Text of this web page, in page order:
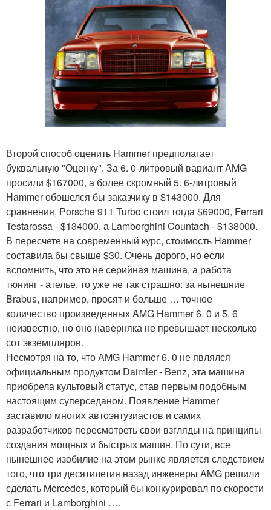
Второй способ оценить Hammer предполагает
буквальную "Оценку". За 6. 0-литровый вариант AMG
просили $167000, а более скромный 5. 6-литровый
Hammer обошелся бы заказчику в $143000. Для
сравнения, Porsche 911 Turbo стоил тогда $69000, Ferrari
Testarossa - $134000, а Lamborghini Countach - $138000.
В пересчете на современный курс, стоимость Hammer
составила бы свыше $30. Очень дорого, но если
вспомнить, что это не серийная машина, а работа
тюнинг - ателье, то уже не так страшно: за нынешние
Brabus, например, просят и больше … точное
количество произведенных AMG Hammer 6. 0 и 5. 6
неизвестно, но оно наверняка не превышает несколько
сот экземпляров.
Несмотря на то, что AMG Hammer 6. 0 не являлся
официальным продуктом Daimler - Benz, эта машина
приобрела культовый статус, став первым подобным
настоящим суперседаном. Появление Hammer
заставило многих автоэнтузиастов и самих
разработчиков пересмотреть свои взгляды на принципы
создания мощных и быстрых машин. По сути, все
нынешнее изобилие на этом рынке является следствием
того, что три десятилетия назад инженеры AMG решили
сделать Mercedes, который бы конкурировал по скорости
с Ferrari и Lamborghini ….